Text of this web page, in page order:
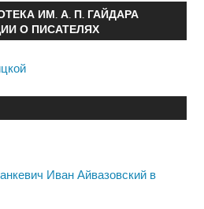
ИМ. А. П. ГАЙДАРА
О ПИСАТЕЛЯХ
Иван Айвазовский в